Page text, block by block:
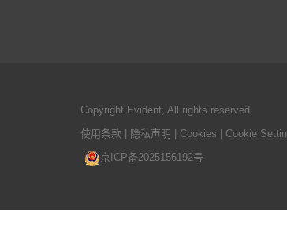
Copyright Evident, All rights reserved.
使用条款
隐私声明 Cookies Cookie
京ICP备2025156192号